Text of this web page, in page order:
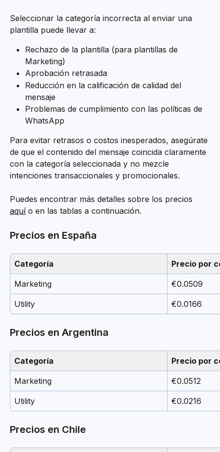
Seleccionar la categoría incorrecta al enviar una
plantilla puede llevar a:
Rechazo de la plantilla (para plantillas de
Marketing)
Aprobación retrasada
Reducción en la calificación de calidad del
mensaje
Problemas de cumplimiento con las políticas de
WhatsApp
Para evitar retrasos o costos inesperados, asegúrate
de que el contenido del mensaje coincida claramente
con la categoría seleccionada y no mezcle
intenciones transaccionales y promocionales.
Puedes encontrar más detalles sobre los precios
aquí o en las tablas a continuación.
Precios en España
Categoría Precio por
Marketing €0.0509
Utility €0.0166
Precios en Argentina
Categoría Precio por
Marketing €0.0512
Utility €0.0216
Precios en Chile